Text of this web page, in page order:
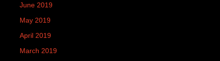
June 2019
May 2019
April 2019
March 2019